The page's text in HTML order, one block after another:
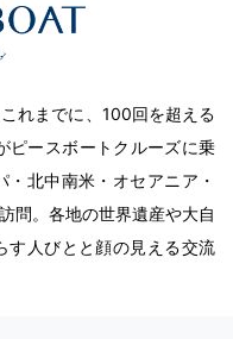
れまでに、100回を超える
ピースボートクルーズに乗
北中南米・オセアニア・
問。各地の世界遺産や大自
す人びとと顔の見える交流